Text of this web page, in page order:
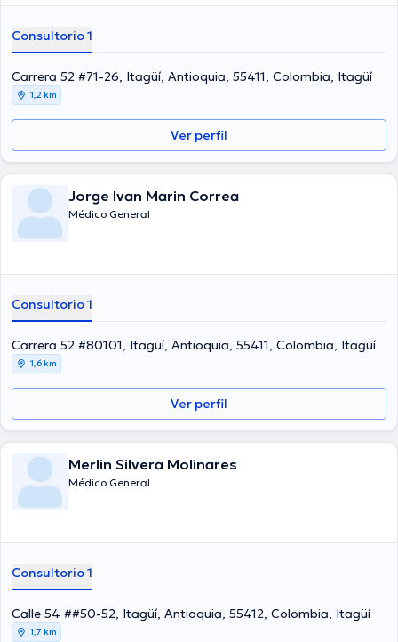
Consultorio 1
Carrera 52 #71-26, Itagüí, Antioquia, 55411, Colombia, Itagüí
1,2 km
Ver perfil
Jorge Ivan Marin Correa
Médico General
Consultorio 1
Carrera 52 #80101, Itagüí, Antioquia, 55411, Colombia, Itagüí
1,6 km
Ver perfil
Merlin Silvera Molinares
Médico General
Consultorio 1
Calle 54 ##50-52, Itagüí, Antioquia, 55412, Colombia, Itagüí
1,7 km